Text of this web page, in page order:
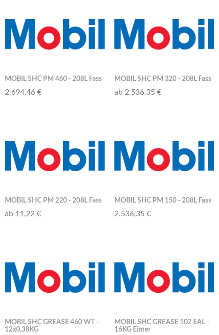
MOBIL SHC PM 460 - 208L Fass
2.694,46 €
MOBIL SHC PM 320 - 208L Fass
ab 2.536,35 €
MOBIL SHC PM 220 - 208L Fass
ab 11,22 €
MOBIL SHC PM 150 - 208L Fass
2.536,35 €
MOBIL SHC GREASE 460 WT -
12x0,38KG
MOBIL SHC GREASE 102 EAL -
16KG Eimer